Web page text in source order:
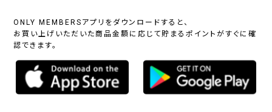
ONLY MEMBERSアプリをダウンロードすると、
お買い上げいただいた商品金額に応じて貯まるポイントがすぐに確
認できます。